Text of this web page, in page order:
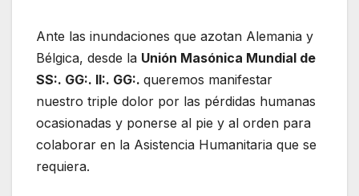
Ante las inundaciones que azotan Alemania y
Bélgica, desde la Unión Masónica Mundial de
SS:. GG:. II:. GG:. queremos manifestar
nuestro triple dolor por las pérdidas humanas
ocasionadas y ponerse al pie y al orden para
colaborar en la Asistencia Humanitaria que se
requiera.